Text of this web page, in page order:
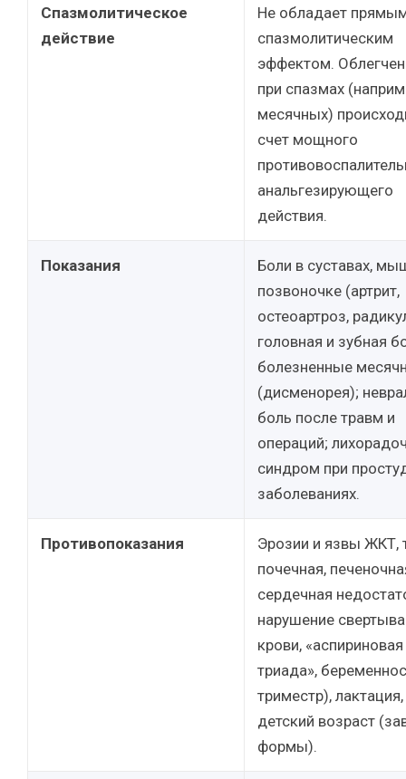
Спазмолитическое
действие
Не обладает
спазмолитическим
эффектом.
при спазмах
месячных)
счет мощного
анальгезирующего
действия.
Показания
Боли в суставах,
позвоночке (артрит,
остеоартроз,
головная и зубная
болезненные
(дисменорея);
боль после травм и
операций;
синдром при
заболеваниях.
Противопоказания
Эрозии и язвы ЖКТ,
почечная,
сердечная
нарушение
крови, «аспириновая
триада»,
триместр), лактация,
детский возраст
формы).